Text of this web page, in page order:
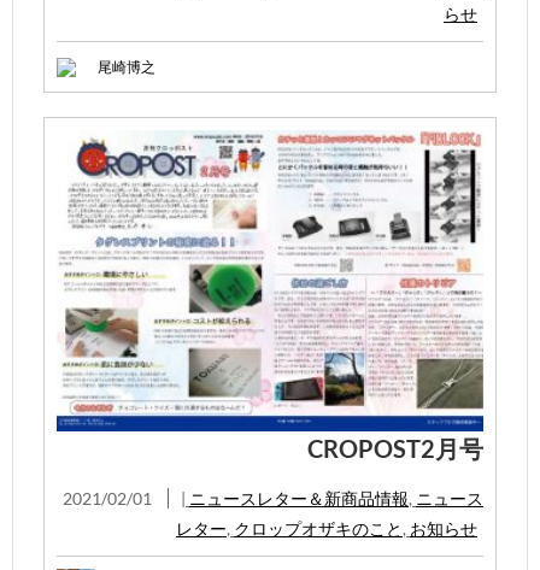
らせ
尾崎博之
CROPOST2月号
2021/02/01 | ニュースレター＆新商品情報, ニュース
レター, クロップオザキのこと , お知らせ